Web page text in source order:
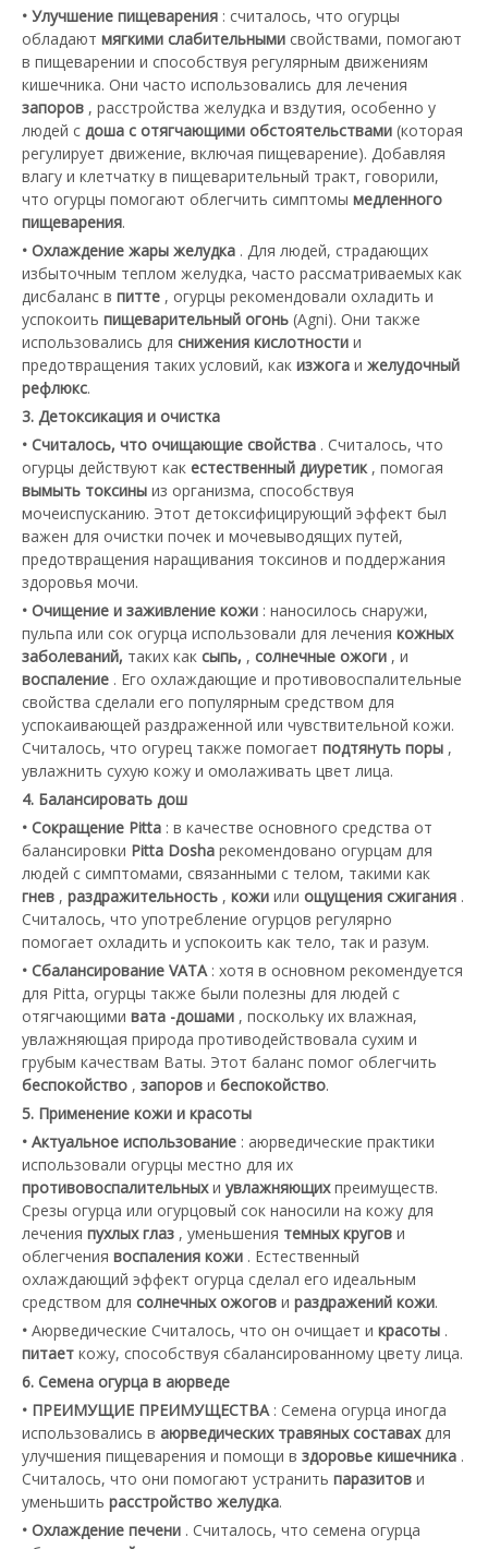
• Улучшение пищеварения : считалось, что огурцы
обладают мягкими слабительными свойствами, помогают
в пищеварении и способствуя регулярным движениям
кишечника. Они часто использовались для лечения
запоров , расстройства желудка и вздутия, особенно у
людей с доша с отягчающими обстоятельствами (которая
регулирует движение, включая пищеварение). Добавляя
влагу и клетчатку в пищеварительный тракт, говорили,
что огурцы помогают облегчить симптомы медленного
пищеварения.
• Охлаждение жары желудка . Для людей, страдающих
избыточным теплом желудка, часто рассматриваемых как
дисбаланс в питте , огурцы рекомендовали охладить и
успокоить пищеварительный огонь (Agni). Они также
использовались для снижения кислотности и
предотвращения таких условий, как изжога и желудочный
рефлюкс.
3. Детоксикация и очистка
• Считалось, что очищающие свойства . Считалось, что
огурцы действуют как естественный диуретик , помогая
вымыть токсины из организма, способствуя
мочеиспусканию. Этот детоксифицирующий эффект был
важен для очистки почек и мочевыводящих путей,
предотвращения наращивания токсинов и поддержания
здоровья мочи.
• Очищение и заживление кожи : наносилось снаружи,
пульпа или сок огурца использовали для лечения кожных
заболеваний, таких как сыпь, , солнечные ожоги , и
воспаление . Его охлаждающие и противовоспалительные
свойства сделали его популярным средством для
успокаивающей раздраженной или чувствительной кожи.
Считалось, что огурец также помогает подтянуть поры ,
увлажнить сухую кожу и омолаживать цвет лица.
4. Балансировать дош
• Сокращение Pitta : в качестве основного средства от
балансировки Pitta Dosha рекомендовано огурцам для
людей с симптомами, связанными с телом, такими как
гнев , раздражительность , кожи или ощущения сжигания .
Считалось, что употребление огурцов регулярно
помогает охладить и успокоить как тело, так и разум.
• Сбалансирование VATA : хотя в основном рекомендуется
для Pitta, огурцы также были полезны для людей с
отягчающими вата -дошами , поскольку их влажная,
увлажняющая природа противодействовала сухим и
грубым качествам Ваты. Этот баланс помог облегчить
беспокойство , запоров и беспокойство.
5. Применение кожи и красоты
• Актуальное использование : аюрведические практики
использовали огурцы местно для их
противовоспалительныхи увлажняющихпреимуществ.
Срезы огурца или огурцовый сок наносили на кожу для
лечения пухлых глаз , уменьшения темных кругов и
облегчения воспаления кожи . Естественный
охлаждающий эффект огурца сделал его идеальным
средством для солнечных ожогов и раздражений кожи.
• Аюрведические Считалось, что он очищает и красоты .
питает кожу, способствуя сбалансированному цвету лица.
6. Семена огурца в аюрведе
• ПРЕИМУЩИЕ ПРЕИМУЩЕСТВА : Семена огурца иногда
использовались в аюрведических травяных составахдля
улучшения пищеварения и помощи в здоровье кишечника .
Считалось, что они помогают устранить паразитов и
уменьшить расстройство желудка.
• Охлаждение печени . Считалось, что семена огурца